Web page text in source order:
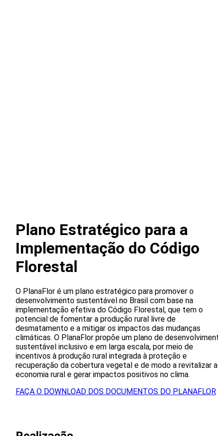
Plano Estratégico para a
Implementação do Código
Florestal
O PlanaFlor é um plano estratégico para promover o
desenvolvimento sustentável no Brasil com base na
implementação efetiva do Código Florestal, que tem o
potencial de fomentar a produção rural livre de
desmatamento e a mitigar os impactos das mudanças
climáticas. O PlanaFlor propõe um plano de
sustentável inclusivo e em larga escala, por meio de
incentivos à produção rural integrada à proteção e
recuperação da cobertura vegetal e de modo a revitalizar a
economia rural e gerar impactos positivos no clima.
FAÇA O DOWNLOAD DOS DOCUMENTOS DO PLANAFLOR